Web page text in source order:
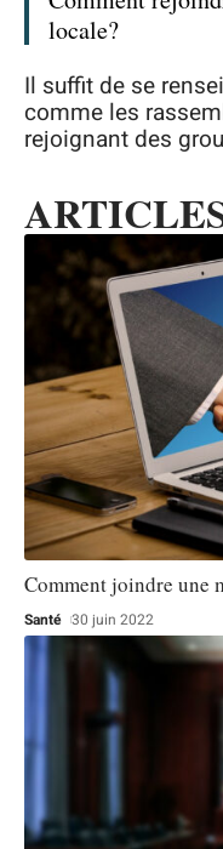
locale?
Il suffit de se
comme les
rejoignant des
Comment joindre une
Santé 30 juin 2022